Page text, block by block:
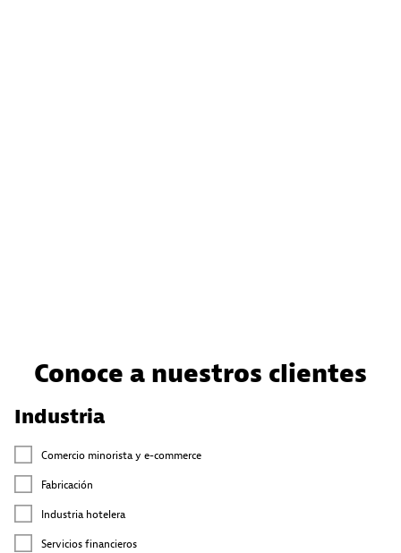
Conoce a nuestros clientes
Industria
Comercio minorista y e-commerce​
Fabricación
Industria hotelera
Servicios financieros